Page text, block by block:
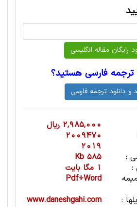
ترجمه فارسی هستید؟
2,985,000 ریال
2009470
2019
:
585 Kb
:
1 مگا بایت
Pdf+Word
:
www.daneshgahi.com